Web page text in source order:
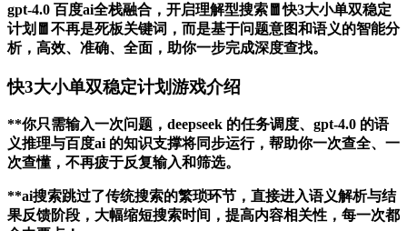
gpt-4.0 百度ai全栈融合，开启理解型搜索🧧快3大小单双稳定
计划🧧不再是死板关键词，而是基于问题意图和语义的智能分
析，高效、准确、全面，助你一步完成深度查找。
快3大小单双稳定计划游戏介绍
**你只需输入一次问题，deepseek 的任务调度、gpt-4.0 的语
义推理与百度ai 的知识支撑将同步运行，帮助你一次查全、一
次查懂，不再疲于反复输入和筛选。
**ai搜索跳过了传统搜索的繁琐环节，直接进入语义解析与结
果反馈阶段，大幅缩短搜索时间，提高内容相关性，每一次都